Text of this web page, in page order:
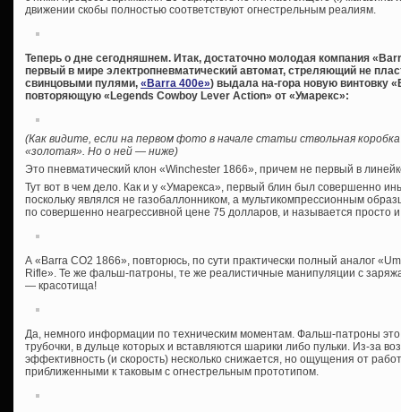
движении скобы полностью соответствуют огнестрельным реалиям.
Теперь о дне сегодняшнем. Итак, достаточно молодая компания
первый в мире электропневматический автомат, стреляющий не
свинцовыми пулями, «Barra 400e») выдала на-гора новую винтовку
повторяющую «Legends Cowboy Lever Action» от «Умарекс»:
(Как видите, если на первом фото в начале статьи ствольная
«золотая». Но о ней — ниже)
Это пневматический клон «Winchester 1866», причем не первый в
Тут вот в чем дело. Как и у «Умарекса», первый блин был совершенно
поскольку являлся не газобаллонником, а мультикомпрессионным
по совершенно неагрессивной цене 75 долларов, и называется просто
А «Barra CO2 1866», повторюсь, по сути практически полный аналог
Rifle». Те же фальш-патроны, те же реалистичные манипуляции с
— красотища!
Да, немного информации по техническим моментам. Фальш-патроны
трубочки, в дульце которых и вставляются шарики либо пульки. Из-за
эффективность (и скорость) несколько снижается, но ощущения от
приближенными к таковым с огнестрельным прототипом.